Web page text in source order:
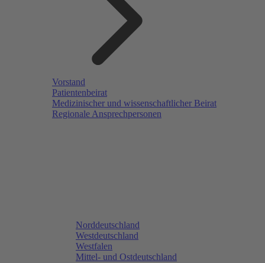
Vorstand
Patientenbeirat
Medizinischer und wissenschaftlicher Beirat
Regionale Ansprechpersonen
Norddeutschland
Westdeutschland
Westfalen
Mittel- und Ostdeutschland